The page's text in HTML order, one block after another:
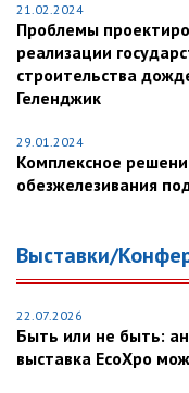
21.02.2024
Проблемы
реализации
строительства
Геленджик
29.01.2024
Комплексное
обезжелезивания
Выставки/
22.07.2026
Быть или не быть:
выставка EcoXpo